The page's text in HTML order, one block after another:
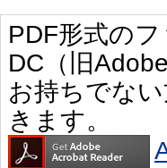
PDF形式の
DC（旧
お持ちでな
きます。